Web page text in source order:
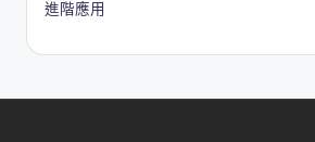
進階應用